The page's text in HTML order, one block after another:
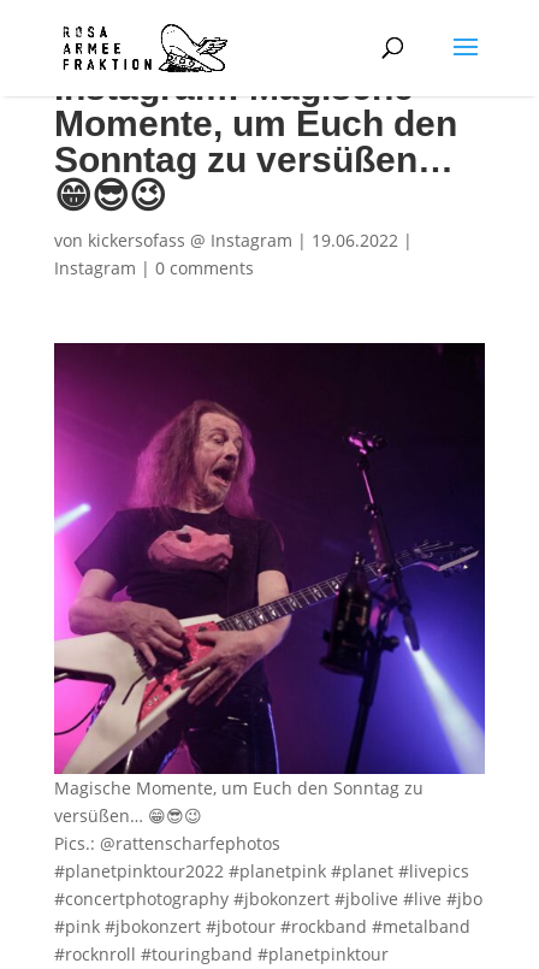
Instagram: Magische
Momente, um Euch den
Sonntag zu versüßen…
😁😎😉
von kickersofass @ Instagram | 19.06.2022|
Instagram | 0 comments
Magische Momente, um Euch den Sonntag zu
versüßen… 😁😎😉
Pics.: @rattenscharfephotos
#planetpinktour2022 #planetpink #planet #livepics
#concertphotography #jbokonzert #jbolive #live #jbo
#pink #jbokonzert #jbotour #rockband #metalband
#rocknroll #touringband #planetpinktour